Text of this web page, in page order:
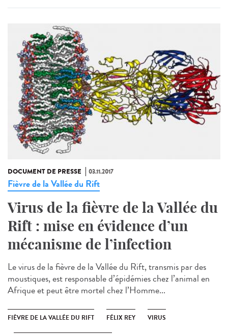
DOCUMENT DE PRESSE 03.11.2017
Fièvre de la Vallée du Rift
Virus de la fièvre de la Vallée du
Rift : mise en évidence d’un
mécanisme de l’infection
Le virus de la fièvre de la Vallée du Rift, transmis par des
moustiques, est responsable d’épidémies chez l’animal en
Afrique et peut être mortel chez l’Homme...
FIÈVRE DE LA VALLÉE DU RIFT FÉLIX REY VIRUS